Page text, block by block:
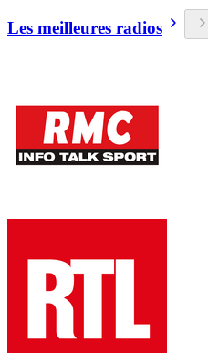
Les meilleures radios